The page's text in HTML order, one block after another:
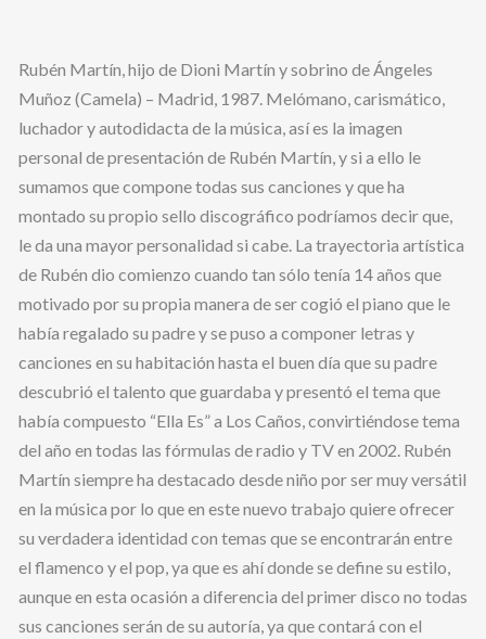
Rubén Martín, hijo de Dioni Martín y sobrino de Ángeles
Muñoz (Camela) – Madrid, 1987. Melómano, carismático,
luchador y autodidacta de la música, así es la imagen
personal de presentación de Rubén Martín, y si a ello le
sumamos que compone todas sus canciones y que ha
montado su propio sello discográfico podríamos decir que,
le da una mayor personalidad si cabe. La trayectoria artística
de Rubén dio comienzo cuando tan sólo tenía 14 años que
motivado por su propia manera de ser cogió el piano que le
había regalado su padre y se puso a componer letras y
canciones en su habitación hasta el buen día que su padre
descubrió el talento que guardaba y presentó el tema que
había compuesto “Ella Es” a Los Caños, convirtiéndose tema
del año en todas las fórmulas de radio y TV en 2002. Rubén
Martín siempre ha destacado desde niño por ser muy versátil
en la música por lo que en este nuevo trabajo quiere ofrecer
su verdadera identidad con temas que se encontrarán entre
el flamenco y el pop, ya que es ahí donde se define su estilo,
aunque en esta ocasión a diferencia del primer disco no todas
sus canciones serán de su autoría, ya que contará con el